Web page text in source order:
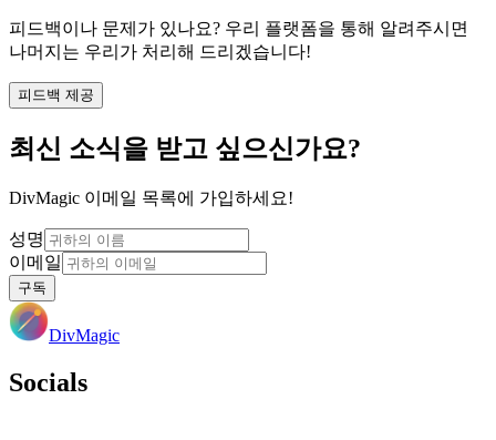
피드백이나 문제가 있나요? 우리 플랫폼을 통해 알려주시면
나머지는 우리가 처리해 드리겠습니다!
피드백 제공
최신 소식을 받고 싶으신가요?
DivMagic 이메일 목록에 가입하세요!
성명
이메일
구독
DivMagic
Socials